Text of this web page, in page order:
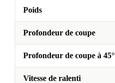
Poids
Profondeur de coupe
Profondeur de coupe à 45°
Vitesse de ralenti